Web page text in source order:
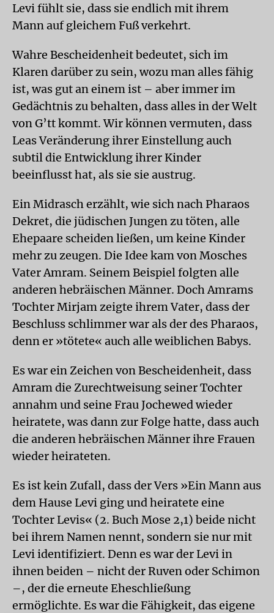
Levi fühlt sie, dass sie endlich mit ihrem
Mann auf gleichem Fuß verkehrt.
Wahre Bescheidenheit bedeutet, sich im
Klaren darüber zu sein, wozu man alles fähig
ist, was gut an einem ist – aber immer im
Gedächtnis zu behalten, dass alles in der Welt
von G’tt kommt. Wir können vermuten, dass
Leas Veränderung ihrer Einstellung auch
subtil die Entwicklung ihrer Kinder
beeinflusst hat, als sie sie austrug.
Ein Midrasch erzählt, wie sich nach Pharaos
Dekret, die jüdischen Jungen zu töten, alle
Ehepaare scheiden ließen, um keine Kinder
mehr zu zeugen. Die Idee kam von Mosches
Vater Amram. Seinem Beispiel folgten alle
anderen hebräischen Männer. Doch Amrams
Tochter Mirjam zeigte ihrem Vater, dass der
Beschluss schlimmer war als der des Pharaos,
denn er »tötete« auch alle weiblichen Babys.
Es war ein Zeichen von Bescheidenheit, dass
Amram die Zurechtweisung seiner Tochter
annahm und seine Frau Jochewed wieder
heiratete, was dann zur Folge hatte, dass auch
die anderen hebräischen Männer ihre Frauen
wieder heirateten.
Es ist kein Zufall, dass der Vers »Ein Mann aus
dem Hause Levi ging und heiratete eine
Tochter Levis« (2. Buch Mose 2,1) beide nicht
bei ihrem Namen nennt, sondern sie nur mit
Levi identifiziert. Denn es war der Levi in
ihnen beiden – nicht der Ruven oder Schimon
–, der die erneute Eheschließung
ermöglichte. Es war die Fähigkeit, das eigene